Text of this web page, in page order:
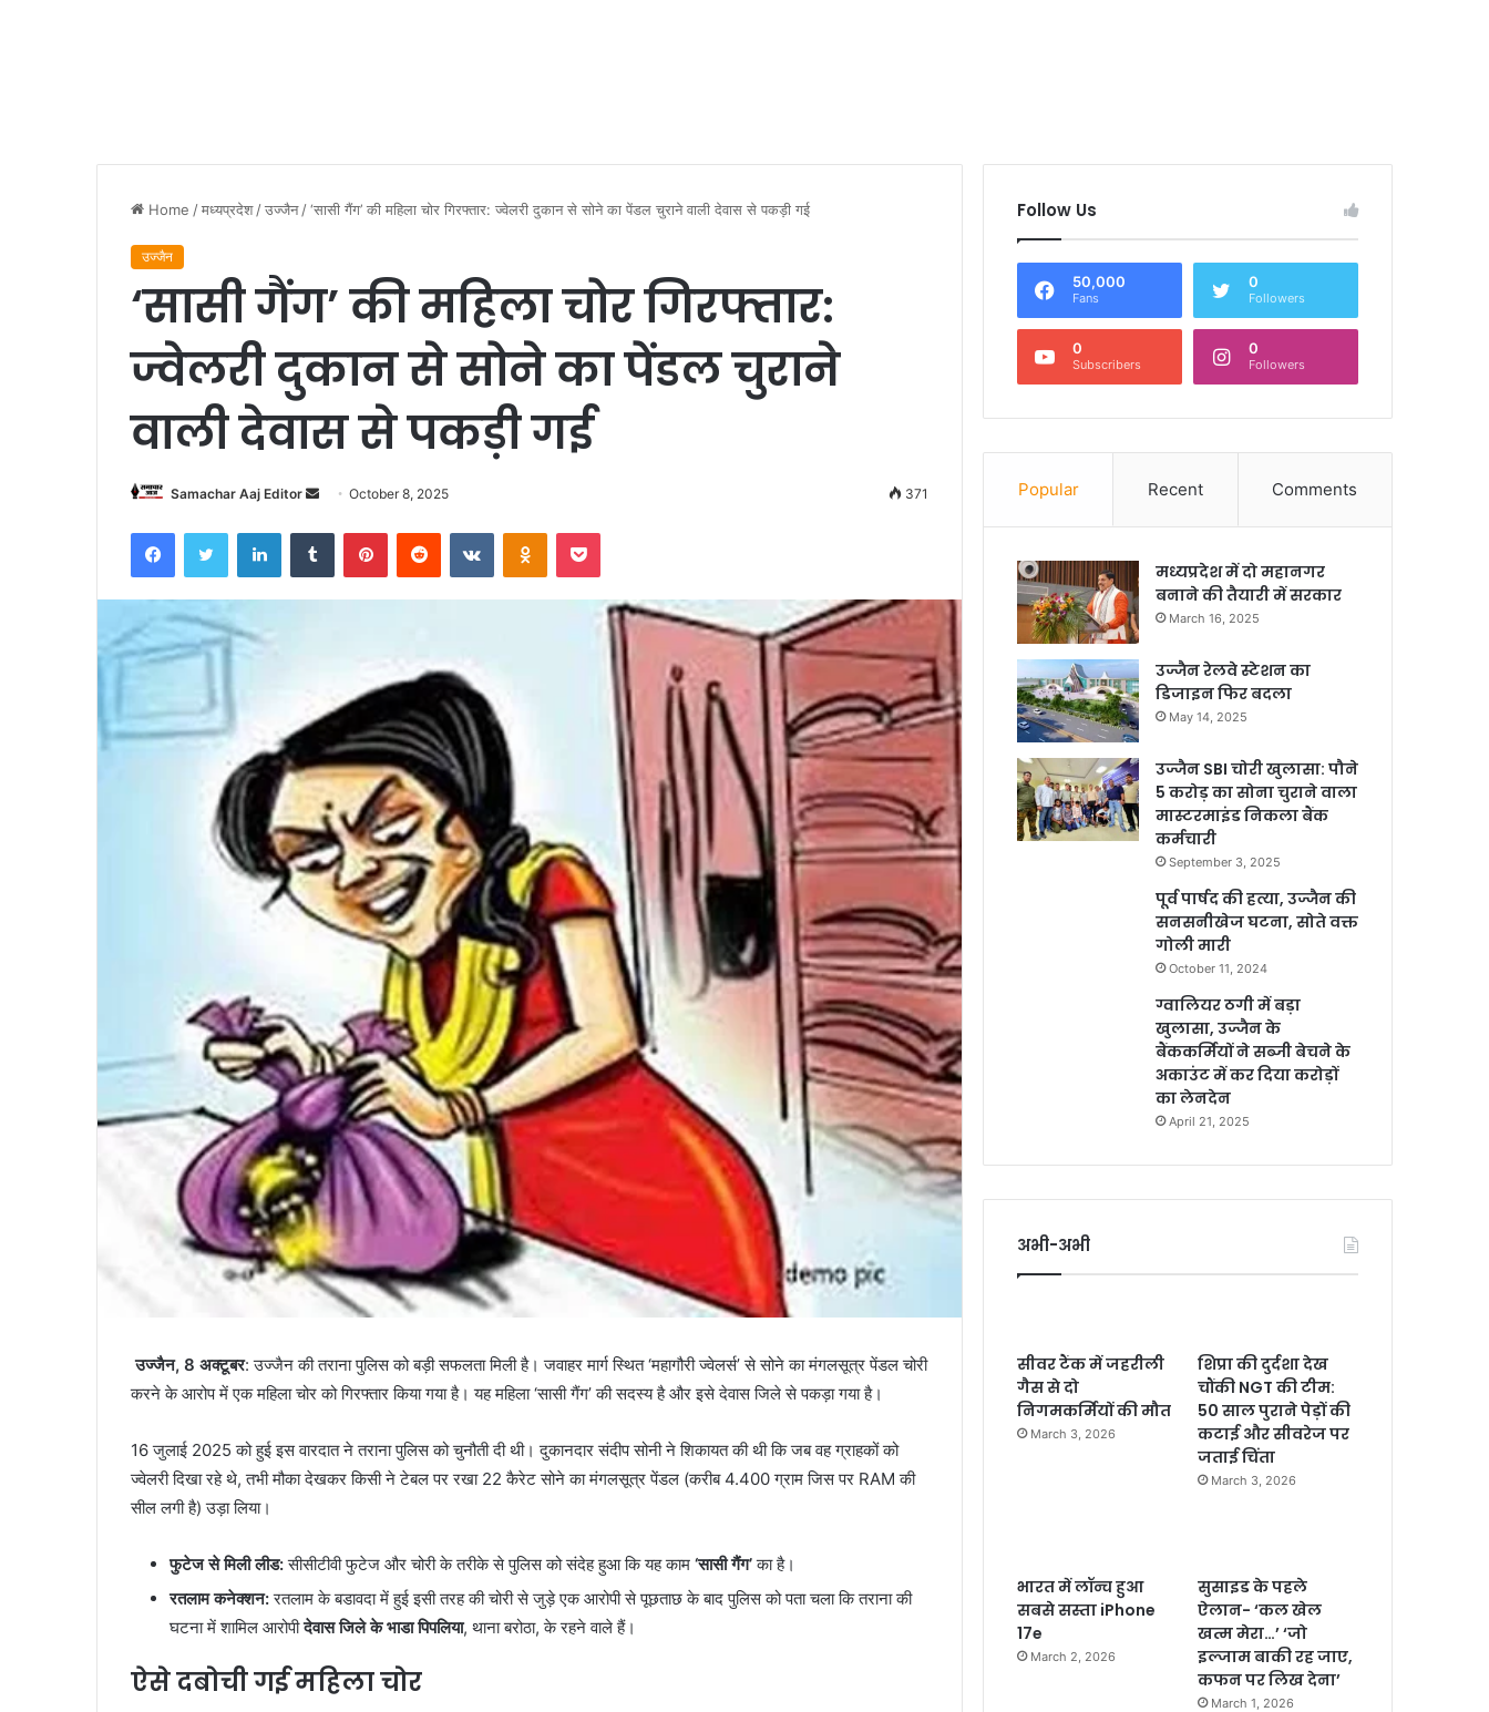
Home /मध्यप्रदेश /उज्जैन /‘सासी गैंग’ की महिला चोर गिरफ्तार: ज्वेलरी दुकान से सोने का पेंडल चुराने वाली देवास से पकड़ी गई
उज्जैन
‘सासी गैंग’ की महिला चोर गिरफ्तार:
ज्वेलरी दुकान से सोने का पेंडल चुराने
वाली देवास से पकड़ी गई
Samachar Aaj Editor
SendOctober 8, 2025 371
FacebookTwitter LinkedInTumblr PinterestReddit VKontakteOdnoklassniki
Pocket
उज्जैन, 8 अक्टूबर: उज्जैन की तराना पुलिस को बड़ी सफलता मिली है। जवाहर मार्ग स्थित ‘महागौरी ज्वेलर्स’ से सोने का मंगलसूत्र पेंडल चोरी
करने के आरोप में एक महिला चोर को गिरफ्तार किया गया है। यह महिला ‘सासी गैंग’ की सदस्य है और इसे देवास जिले से पकड़ा गया है।
16 जुलाई 2025 को हुई इस वारदात ने तराना पुलिस को चुनौती दी थी। दुकानदार संदीप सोनी ने शिकायत की थी कि जब वह ग्राहकों को
ज्वेलरी दिखा रहे थे, तभी मौका देखकर किसी ने टेबल पर रखा 22 कैरेट सोने का मंगलसूत्र पेंडल (करीब 4.400 ग्राम जिस पर RAM की
सील लगी है) उड़ा लिया।
फुटेज से मिली लीड:सीसीटीवी फुटेज और चोरी के तरीके से पुलिस को संदेह हुआ कि यह काम ‘सासी गैंग’का है।
रतलाम कनेक्शन:रतलाम के बडावदा में हुई इसी तरह की चोरी से जुड़े एक आरोपी से पूछताछ के बाद पुलिस को पता चला कि तराना की
घटना में शामिल आरोपीदेवास जिले के भाडा पिपलिया, थाना बरोठा, के रहने वाले हैं।
ऐसे दबोची गई महिला चोर
Follow Us
50,000
Fans
0
Followers
0
Subscribers
0
Followers
Popular Recent Comments
मध्यप्रदेश में दो महानगर
बनाने की तैयारी में सरकार
March 16, 2025
उज्जैन रेलवे स्टेशन का
डिजाइन फिर बदला
May 14, 2025
उज्जैन SBI चोरी खुलासा: पौने
5 करोड़ का सोना चुराने वाला
मास्टरमाइंड निकला बैंक
कर्मचारी
September 3, 2025
पूर्व पार्षद की हत्या, उज्जैन की
सनसनीखेज घटना, सोते वक्त
गोली मारी
October 11, 2024
ग्वालियर ठगी में बड़ा
खुलासा, उज्जैन के
बैंककर्मियों ने सब्जी बेचने के
अकाउंट में कर दिया करोड़ों
का लेनदेन
April 21, 2025
अभी-अभी
सीवर टैंक में जहरीली
गैस से दो
निगमकर्मियों की मौत
March 3, 2026
शिप्रा की दुर्दशा देख
चौंकी NGT की टीम:
50 साल पुराने पेड़ों की
कटाई और सीवरेज पर
जताई चिंता
March 3, 2026
भारत में लॉन्च हुआ
सबसे सस्ता iPhone
17e
March 2, 2026
सुसाइड के पहले
ऐलान- ‘कल खेल
खत्म मेरा…’ ‘जो
इल्जाम बाकी रह जाए,
कफन पर लिख देना’
March 1, 2026